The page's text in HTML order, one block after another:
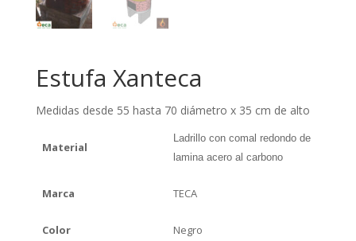
Estufa Xanteca
Medidas desde 55 hasta 70 diámetro x 35 cm de alto
Material
Ladrillo con comal redondo de
lamina acero al carbono
Marca TECA
Color Negro